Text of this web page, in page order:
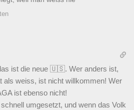
ist die neue 🇺🇸. Wer anders ist,
als weiss, ist nicht willkommen! Wer
ist ebenso nicht!
umgesetzt, und wenn das Volk